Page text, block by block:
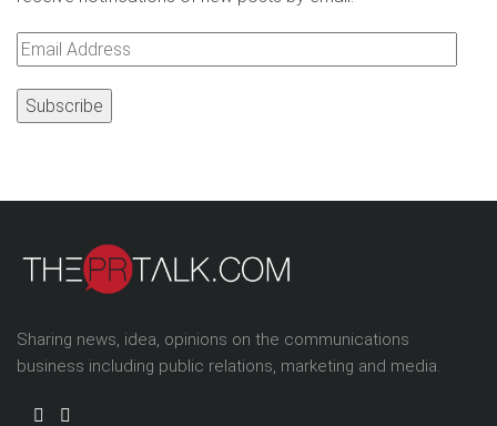
Email
Sharing news, idea, opinions on the communications
business including public relations, marketing and media.